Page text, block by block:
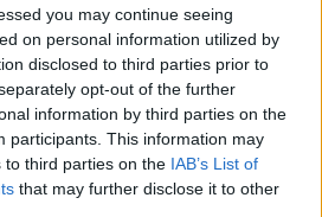
you may continue seeing
on personal information utilized by
disclosed to third parties prior to
opt-out of the further
information by third parties on the
participants. This information may
to third parties on the IAB’s List of
that may further disclose it to other
nome del suo autore, è giustamente
è ispirato al gioco vivo ed è stato
modifiche e varianti. Esso ha come
in b6 e pedone in c6; Nero Re in a1 e
il sacrificio della Torre per
a effettuare e il Bianco in inferiorità
pedone in settima e a una posizione